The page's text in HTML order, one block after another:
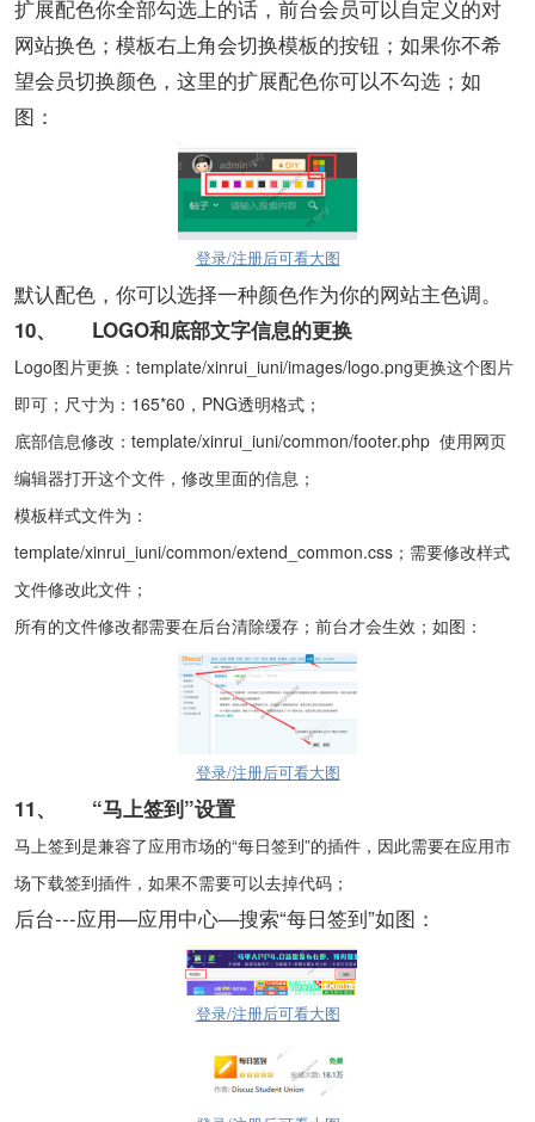
扩展配色你全部勾选上的话，前台会员可以自定义的对
网站换色；模板右上角会切换模板的按钮；如果你不希
望会员切换颜色，这里的扩展配色你可以不勾选；如
图：
登录/注册后可看大图
默认配色，你可以选择一种颜色作为你的网站主色调。
10、 LOGO和底部文字信息的更换
Logo图片更换：template/xinrui_iuni/images/logo.png更换这个图片
即可；尺寸为：165*60，PNG透明格式；
底部信息修改：template/xinrui_iuni/common/footer.php 使用网页
编辑器打开这个文件，修改里面的信息；
模板样式文件为：
template/xinrui_iuni/common/extend_common.css；需要修改样式
文件修改此文件；
所有的文件修改都需要在后台清除缓存；前台才会生效；如图：
登录/注册后可看大图
11、 “马上签到”设置
马上签到是兼容了应用市场的“每日签到”的插件，因此需要在应用市
场下载签到插件，如果不需要可以去掉代码；
后台---应用—应用中心—搜索“每日签到”如图：
登录/注册后可看大图